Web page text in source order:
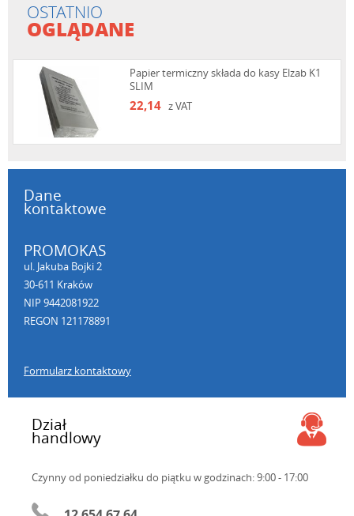
OSTATNIO
OGLĄDANE
Papier termiczny składa do kasy Elzab K1
SLIM
22,14 z VAT
Dane
kontaktowe
PROMOKAS
ul. Jakuba Bojki 2
30-611 Kraków
NIP 9442081922
REGON 121178891
Formularz kontaktowy
Dział
handlowy
Czynny od poniedziałku do piątku w godzinach: 9:00 - 17:00